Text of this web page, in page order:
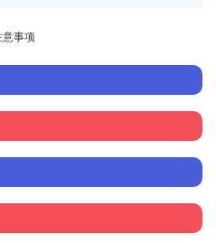
意事项